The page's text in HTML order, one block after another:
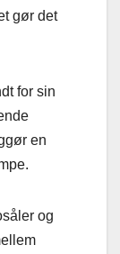
gør det
for sin
en
og